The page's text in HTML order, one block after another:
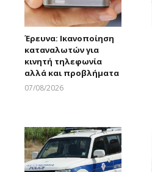
Έρευνα: Ικανοποίηση
καταναλωτών για
κινητή τηλεφωνία
αλλά και προβλήματα
07/08/2026